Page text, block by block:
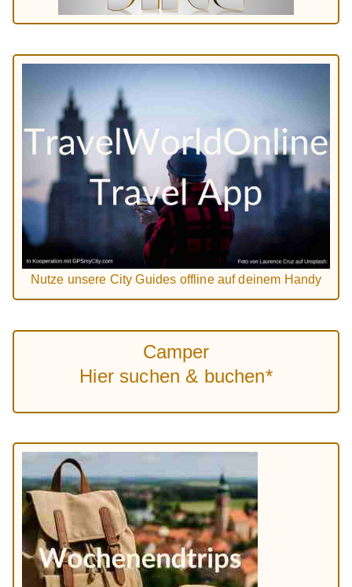
Nutze unsere City Guides offline auf deinem Handy
Camper
Hier suchen & buchen*